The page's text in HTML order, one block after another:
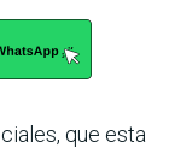
que esta